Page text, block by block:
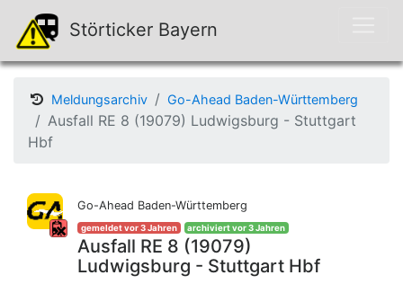
Störticker Bayern
Meldungsarchiv Go-Ahead Baden-Württemberg
Ausfall RE 8 (19079) Ludwigsburg - Stuttgart
Hbf
Go-Ahead Baden-Württemberg
gemeldet vor 3 Jahren archiviert vor 3 Jahren
Ausfall RE 8 (19079)
Ludwigsburg - Stuttgart Hbf